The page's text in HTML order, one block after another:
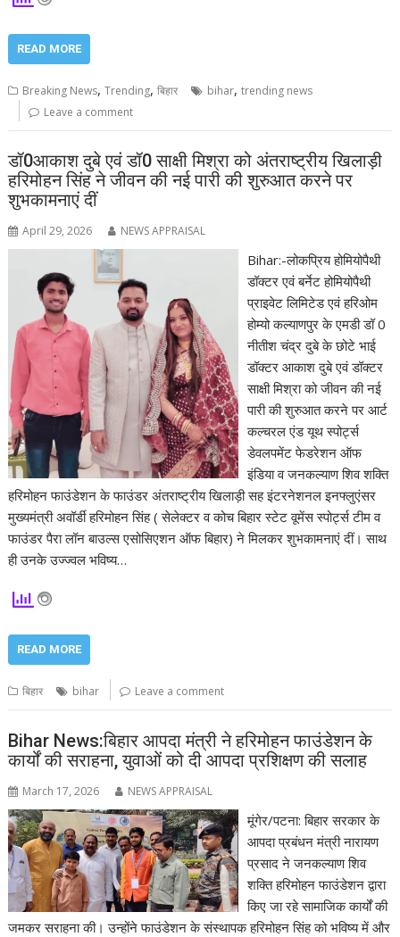
READ MORE
Breaking News,Trending,बिहार bihar,trending news
Leave a comment
डॉ0आकाश दुबे एवं डॉ0 साक्षी मिश्रा को अंतराष्ट्रीय खिलाड़ी
हरिमोहन सिंह ने जीवन की नई पारी की शुरुआत करने पर
शुभकामनाएं दीं
April 29, 2026 NEWS APPRAISAL
Bihar:-लोकप्रिय होमियोपैथी
डॉक्टर एवं बर्नेट होमियोपैथी
प्राइवेट लिमिटेड एवं हरिओम
होम्यो कल्याणपुर के एमडी डॉ 0
नीतीश चंद्र दुबे के छोटे भाई
डॉक्टर आकाश दुबे एवं डॉक्टर
साक्षी मिश्रा को जीवन की नई
पारी की शुरुआत करने पर आर्ट
कल्चरल एंड यूथ स्पोर्ट्स
डेवलपमेंट फेडरेशन ऑफ
इंडिया व जनकल्याण शिव शक्ति
हरिमोहन फाउंडेशन के फाउंडर अंतराष्ट्रीय खिलाड़ी सह इंटरनेशनल इनफ्लुएंसर
मुख्यमंत्री अवॉर्डी हरिमोहन सिंह ( सेलेक्टर व कोच बिहार स्टेट वूमेंस स्पोर्ट्स टीम व
फाउंडर पैरा लॉन बाउल्स एसोसिएशन ऑफ बिहार) ने मिलकर शुभकामनाएं दीं। साथ
ही उनके उज्ज्वल भविष्य…
READ MORE
बिहार bihar Leave a comment
Bihar News:बिहार आपदा मंत्री ने हरिमोहन फाउंडेशन के
कार्यों की सराहना, युवाओं को दी आपदा प्रशिक्षण की सलाह
March 17, 2026 NEWS APPRAISAL
मूंगेर/पटना: बिहार सरकार के
आपदा प्रबंधन मंत्री नारायण
प्रसाद ने जनकल्याण शिव
शक्ति हरिमोहन फाउंडेशन द्वारा
किए जा रहे सामाजिक कार्यों की
जमकर सराहना की। उन्होंने फाउंडेशन के संस्थापक हरिमोहन सिंह को भविष्य में और